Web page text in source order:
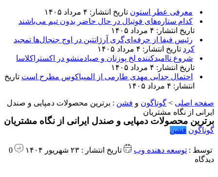
معرفی عطر استون تاریخ انتشار: ۴ مرداد ۱۴۰۵
کدام ستاره‌های فوتبال در حال حاضر بدون تیم می‌باشند
تاریخ انتشار: ۴ مرداد ۱۴۰۵
رئیس فیفا از حرفه‌ای‌گری آرژانتین در اوج جنجال‌ها تمجید
کرد تاریخ انتشار: ۴ مرداد ۱۴۰۵
شروع ناامیدکننده لخ پوزنان و صیادمنشو در اکستراکلاسا
تاریخ انتشار: ۴ مرداد ۱۴۰۵
احتمال جدایی مهدی طارمی از المپیاکوس مطرح است تاریخ
انتشار: ۴ مرداد ۱۴۰۵
صفحه اصلی > گوناگون و فشن : برترین محصولات دمپایی و صندل
ایرانی از نگاه مشتریان
برترین محصولات دمپایی و صندل ایرانی از نگاه مشتریان
گوناگون فشن
توسط : توسعه دهنده وب تاریخ انتشار : ۲۳ شهریور ۱۴۰۴
0
دیدگاه